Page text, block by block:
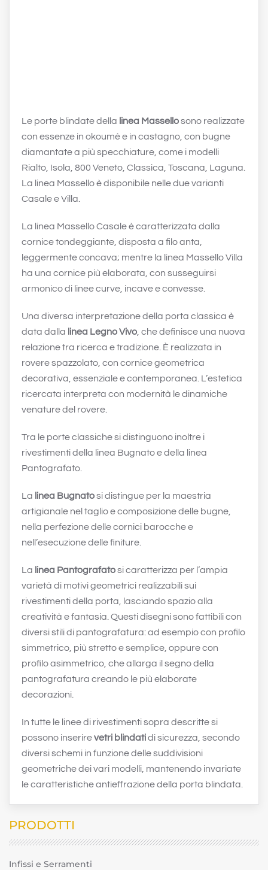
Le porte blindate della linea Massellosono realizzate
con essenze in okoumè e in castagno, con bugne
diamantate a più specchiature, come i modelli
Rialto, Isola, 800 Veneto, Classica, Toscana, Laguna.
La linea Massello è disponibile nelle due varianti
Casale e Villa.
La linea Massello Casale è caratterizzata dalla
cornice tondeggiante, disposta a filo anta,
leggermente concava; mentre la linea Massello Villa
ha una cornice più elaborata, con susseguirsi
armonico di linee curve, incave e convesse.
Una diversa interpretazione della porta classica è
data dalla linea Legno Vivo , che definisce una nuova
relazione tra ricerca e tradizione. È realizzata in
rovere spazzolato, con cornice geometrica
decorativa, essenziale e contemporanea. L’estetica
ricercata interpreta con modernità le dinamiche
venature del rovere.
Tra le porte classiche si distinguono inoltre i
rivestimenti della linea Bugnato e della linea
Pantografato.
La linea Bugnatosi distingue per la maestria
artigianale nel taglio e composizione delle bugne,
nella perfezione delle cornici barocche e
nell’esecuzione delle finiture.
La linea Pantografatosi caratterizza per l’ampia
varietà di motivi geometrici realizzabili sui
rivestimenti della porta, lasciando spazio alla
creatività e fantasia. Questi disegni sono fattibili con
diversi stili di pantografatura: ad esempio con profilo
simmetrico, più stretto e semplice, oppure con
profilo asimmetrico, che allarga il segno della
pantografatura creando le più elaborate
decorazioni.
In tutte le linee di rivestimenti sopra descritte si
possono inserirevetri blindatidi sicurezza, secondo
diversi schemi in funzione delle suddivisioni
geometriche dei vari modelli, mantenendo invariate
le caratteristiche antieffrazione della porta blindata.
PRODOTTI
Infissi e Serramenti